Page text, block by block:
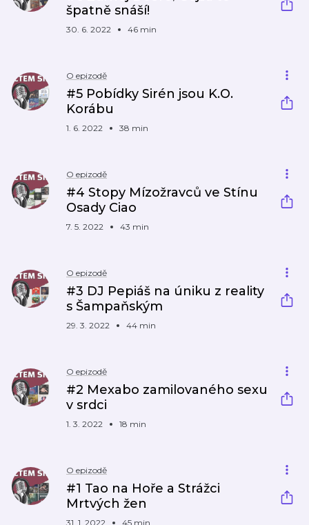
špatně snáší!
30. 6. 2022 46 min
O epizodě
#5 Pobídky Sirén jsou K.O.
Korábu
1. 6. 2022 38 min
O epizodě
#4 Stopy Mízožravců ve Stínu
Osady Ciao
7. 5. 2022 43 min
O epizodě
#3 DJ Pepiáš na úniku z reality
s Šampaňským
29. 3. 2022 44 min
O epizodě
#2 Mexabo zamilovaného sexu
v srdci
1. 3. 2022 18 min
O epizodě
#1 Tao na Hoře a Strážci
Mrtvých žen
31. 1. 2022 45 min